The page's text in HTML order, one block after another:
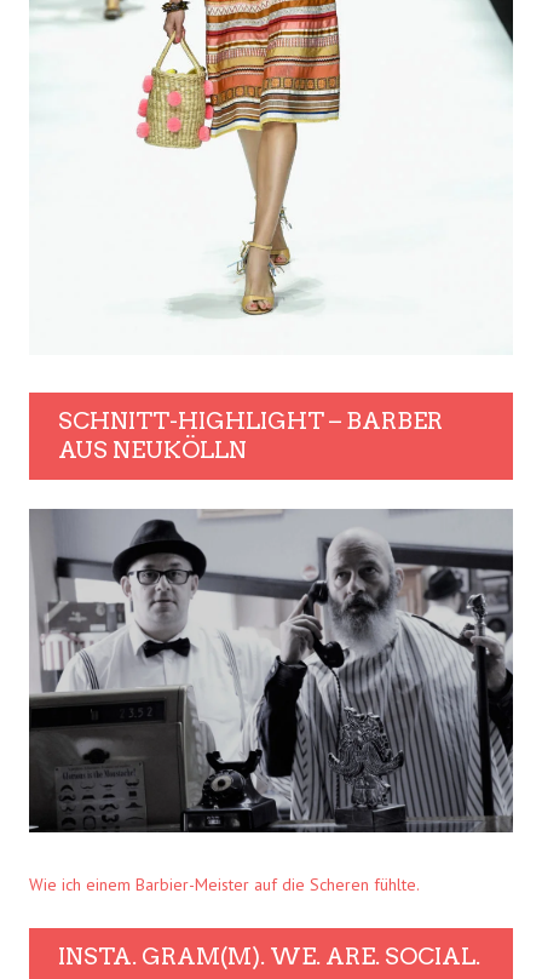
SCHNITT-HIGHLIGHT – BARBER
AUS NEUKÖLLN
Wie ich einem Barbier-Meister auf die Scheren fühlte.
INSTA. GRAM(M). WE. ARE. SOCIAL.